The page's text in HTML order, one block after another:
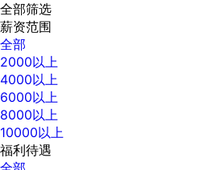
全部筛选
薪资范围
全部
2000以上
4000以上
6000以上
8000以上
10000以上
福利待遇